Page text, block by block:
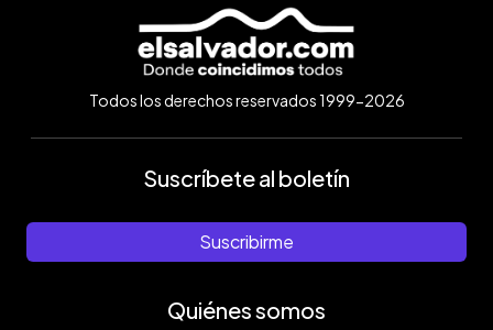
Todos los derechos reservados 1999-2026
Suscríbete al boletín
Suscribirme
Quiénes somos